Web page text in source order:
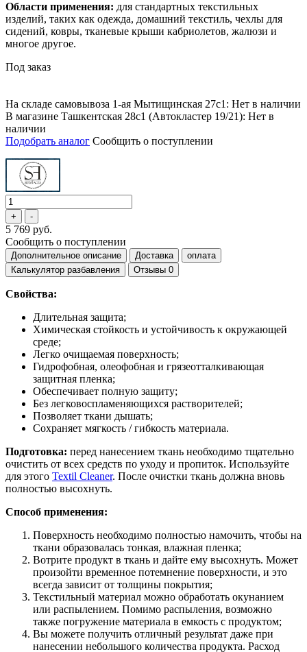
Области применения: для стандартных текстильных
изделий, таких как одежда, домашний текстиль, чехлы для
сидений, ковры, тканевые крыши кабриолетов, жалюзи и
многое другое.
Под заказ
На складе самовывоза 1-ая Мытищинская 27с1: Нет в наличии
В магазине Ташкентская 28с1 (Автокластер 19/21): Нет в
наличии
Подобрать аналог Сообщить о поступлении
5 769 руб.
Сообщить о поступлении
Дополнительное описание Доставка
оплата
Калькулятор разбавления
Отзывы 0
Свойства:
Длительная защита;
Химическая стойкость и устойчивость к окружающей
среде;
Легко очищаемая поверхность;
Гидрофобная, олеофобная и грязеотталкивающая
защитная пленка;
Обеспечивает полную защиту;
Без легковоспламеняющихся растворителей;
Позволяет ткани дышать;
Сохраняет мягкость / гибкость материала.
Подготовка: перед нанесением ткань необходимо тщательно
очистить от всех средств по уходу и пропиток. Используйте
для этого Textil Cleaner. После очистки ткань должна вновь
полностью высохнуть.
Способ применения:
Поверхность необходимо полностью намочить, чтобы на
ткани образовалась тонкая, влажная пленка;
Вотрите продукт в ткань и дайте ему высохнуть. Может
произойти временное потемнение поверхности, и это
всегда зависит от толщины покрытия;
Текстильный материал можно обработать окунанием
или распылением. Помимо распыления, возможно
также погружение материала в емкость с продуктом;
Вы можете получить отличный результат даже при
нанесении небольшого количества продукта. Расход